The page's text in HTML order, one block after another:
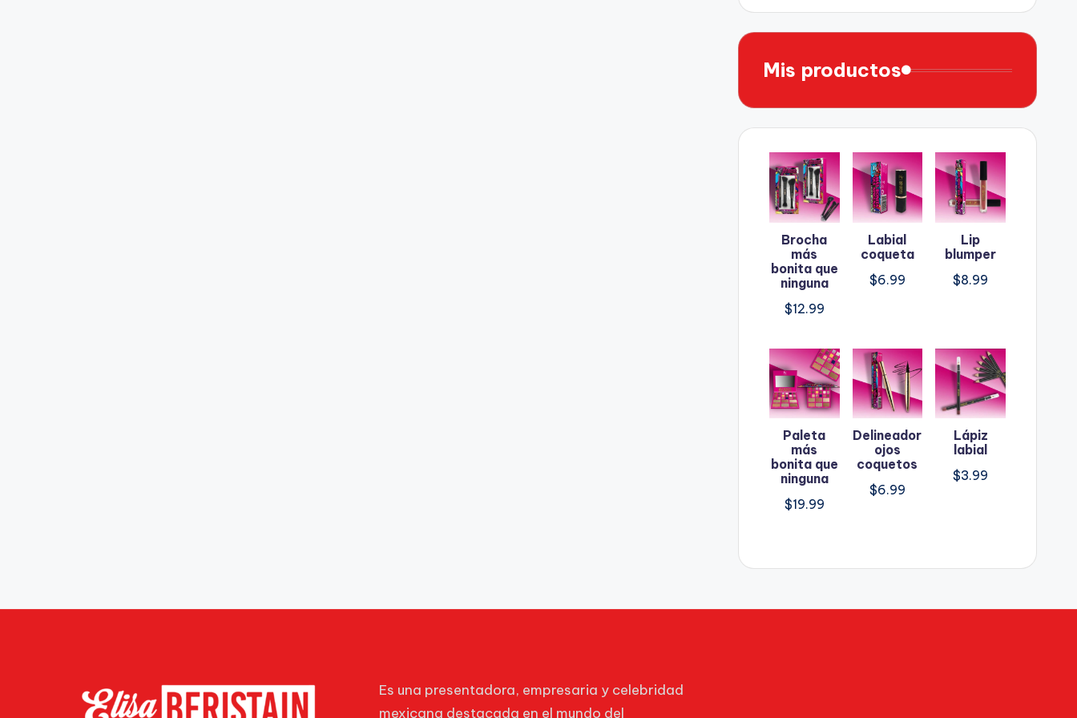
Mis productos
Brocha
más
bonita que
ninguna
$12.99
Labial
coqueta
$6.99
Lip
blumper
$8.99
Paleta
más
bonita que
ninguna
$19.99
Delineador
ojos
coquetos
$6.99
Lápiz
labial
$3.99
Es una presentadora, empresaria y celebridad
mexicana destacada en el mundo del